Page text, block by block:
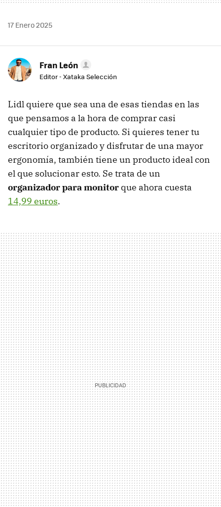
17 Enero 2025
Fran León
Editor - Xataka Selección
Lidl quiere que sea una de esas tiendas en las
que pensamos a la hora de comprar casi
cualquier tipo de producto. Si quieres tener tu
escritorio organizado y disfrutar de una mayor
ergonomía, también tiene un producto ideal con
el que solucionar esto. Se trata de un
organizador para monitor que ahora cuesta
14,99 euros.